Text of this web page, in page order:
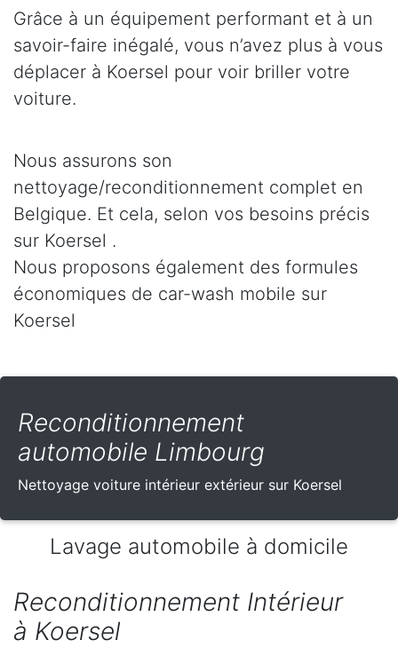
Grâce à un équipement performant et à un
savoir-faire inégalé, vous n’avez plus à vous
déplacer à Koersel pour voir briller votre
voiture.
Nous assurons son
nettoyage/reconditionnement complet en
Belgique. Et cela, selon vos besoins précis
sur Koersel .
Nous proposons également des formules
économiques de car-wash mobile sur
Koersel
Reconditionnement
automobile Limbourg
Nettoyage voiture intérieur extérieur sur Koersel
Lavage automobile à domicile
Reconditionnement Intérieur
à Koersel